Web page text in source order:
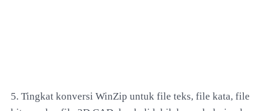
5. Tingkat konversi WinZip untuk file teks, file kata, file